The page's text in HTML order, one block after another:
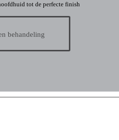
tot de perfecte finish
behandeling